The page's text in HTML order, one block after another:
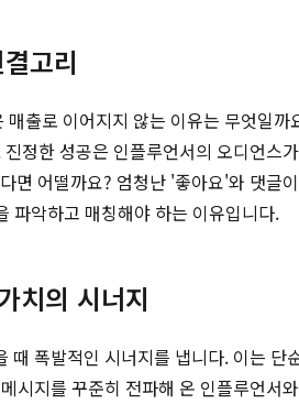
고리
출로 이어지지 않는 이유는 무엇일
정한 성공은 인플루언서의 오디언
면 어떨까요? 엄청난 '좋아요'와 댓
파악하고 매칭해야 하는 이유입니다.
치의 시너지
때 폭발적인 시너지를 냅니다. 이는
시지를 꾸준히 전파해 온 인플루언